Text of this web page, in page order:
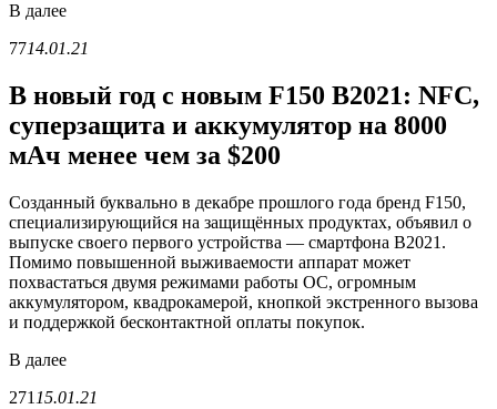
В далее
7714.01.21
В новый год с новым F150 B2021: NFC,
суперзащита и аккумулятор на 8000
мАч менее чем за $200
Созданный буквально в декабре прошлого года бренд F150,
специализирующийся на защищённых продуктах, объявил о
выпуске своего первого устройства — смартфона B2021.
Помимо повышенной выживаемости аппарат может
похвастаться двумя режимами работы ОС, огромным
аккумулятором, квадрокамерой, кнопкой экстренного вызова
и поддержкой бесконтактной оплаты покупок.
В далее
271 15.01.21